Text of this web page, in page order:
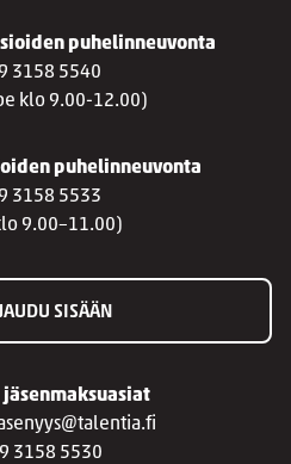
puhelinneuvonta
3158 5540
klo 9.00-12.00)
puhelinneuvonta
3158 5533
9.00–11.00)
SISÄÄN
jäsenmaksuasiat
3158 5530